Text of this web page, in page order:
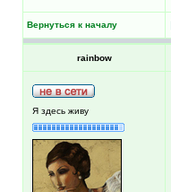
Вернуться к началу
rainbow
Я здесь живу